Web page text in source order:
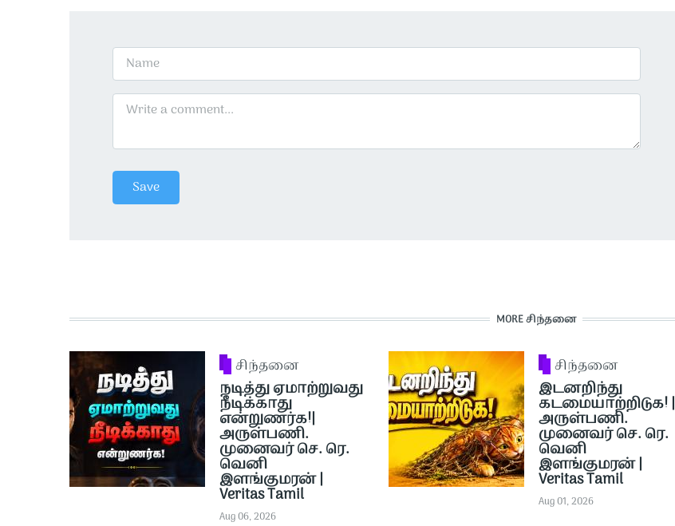
MORE சிந்தனை
சிந்தனை
நடித்து ஏமாற்றுவது
நீடிக்காது
என்றுணர்க!|
அருள்பணி.
முனைவர் செ. ரெ.
வெனி
இளங்குமரன் |
Veritas Tamil
Aug 06, 2026
சிந்தனை
இடனறிந்து
கடமையாற்றிடுக! |
அருள்பணி.
முனைவர் செ. ரெ.
வெனி
இளங்குமரன் |
Veritas Tamil
Aug 01, 2026